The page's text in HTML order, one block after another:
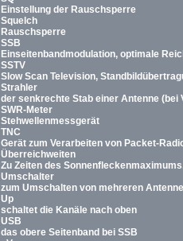
Einstellung der Rauschsperre
Squelch
Rauschsperre
SSB
Einseitenbandmodulation, optimale
SSTV
Slow Scan Television,
Strahler
der senkrechte Stab einer Antenne (bei
SWR-Meter
Stehwellenmessgerät
TNC
Gerät zum Verarbeiten von Packet-
Überreichweiten
Zu Zeiten des
Umschalter
zum Umschalten von mehreren
Up
schaltet die Kanäle nach oben
USB
das obere Seitenband bei SSB